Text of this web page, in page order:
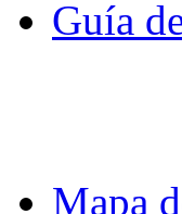
Guía
Mapa